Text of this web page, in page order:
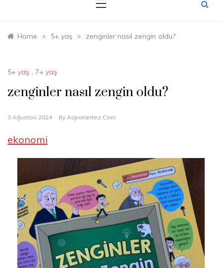
Home » 5+ yaş » zenginler nasıl zengin oldu?
5+ yaş , 7+ yaş
zenginler nasıl zengin oldu?
3 Ağustos 2024 By Acparantez.com
ekonomi